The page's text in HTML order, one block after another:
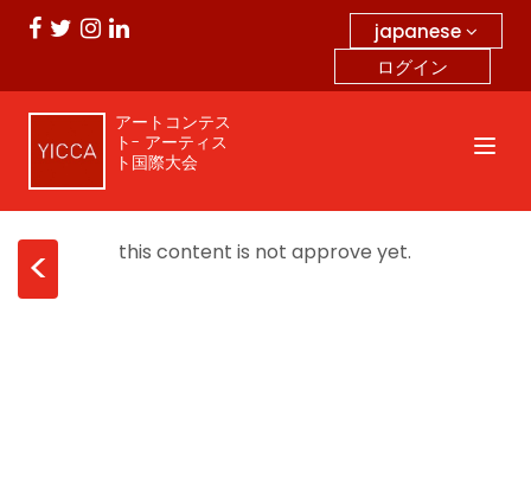
japanese
ログイン
アートコンテス
ト- アーティス
ト国際大会
< this content is not approve yet.